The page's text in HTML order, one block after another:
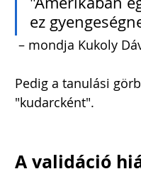
ez
– mondja Kukoly
Pedig a tanulási
"kudarcként".
A validáció